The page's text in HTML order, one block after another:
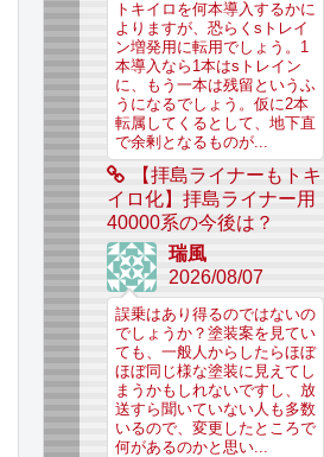
トキイロを何本導入するかに
よりますが、恐らくsトレイ
ン増発用に転用でしょう。1
本導入なら1本はsトレイン
に、もう一本は残留というふ
うになるでしょう。仮に2本
転属してくるとして、地下直
で余剰となるものが...
【拝島ライナーもトキ
イロ化】拝島ライナー用
40000系の今後は？
瑞風
2026/08/07
誤乗はあり得るのではないの
でしょうか？塗装案を見てい
ても、一般人からしたらほぼ
ほぼ同じ様な塗装に見えてし
まうかもしれないですし、放
送すら聞いていない人も多数
いるので、変更したところで
何があるのかと思い...